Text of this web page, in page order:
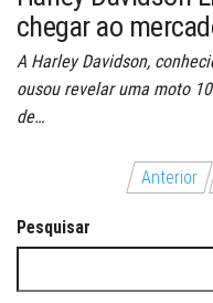
chegar ao
A Harley Davidson,
ousou revelar uma moto
de…
Paginação
dos
conteúdos
Anterior
Pesquisar